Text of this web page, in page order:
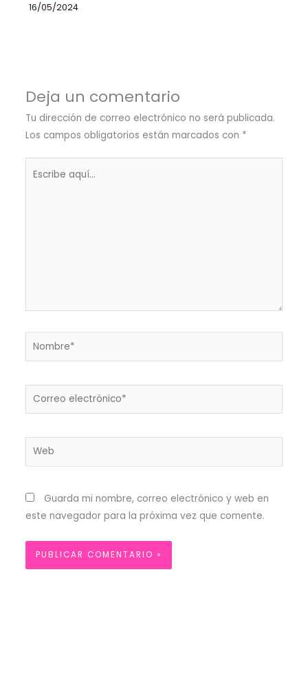
16/05/2024
Deja un comentario
Tu dirección de correo electrónico no será publicada.
Los campos obligatorios están marcados con *
Nombre*
Correo
Web
Guarda mi nombre, correo electrónico y web en
este navegador para la próxima vez que comente.